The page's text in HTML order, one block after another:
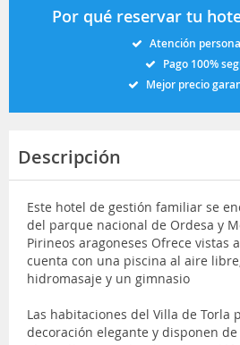
Por qué reservar tu
Atención
Pago 100%
Mejor precio
Descripción
Este hotel de gestión familiar se
del parque nacional de Ordesa y
Pirineos aragoneses Ofrece vistas
cuenta con una piscina al aire
hidromasaje y un gimnasio
Las habitaciones del Villa de Torla
decoración elegante y disponen